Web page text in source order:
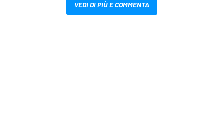
VEDI DI PIÙ E COMMENTA